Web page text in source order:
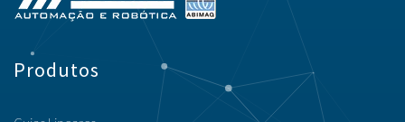
Produtos